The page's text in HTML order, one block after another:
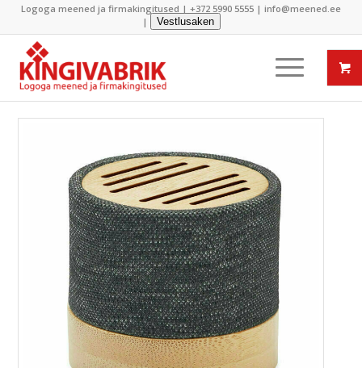
Logoga meened ja firmakingitused | +372 5990 5555 | info@meened.ee
|
Vestlusaken